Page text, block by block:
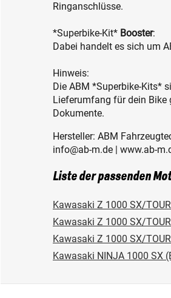
Ringanschlüsse.
*Superbike-Kit* Booster:
Dabei handelt es sich um
Hinweis:
Die ABM *Superbike-Kits*
Lieferumfang für dein Bike
Dokumente.
Hersteller: ABM
info@ab-m.de | www.ab-
Liste der passenden
Kawasaki Z 1000 SX/
Kawasaki Z 1000 SX/
Kawasaki Z 1000 SX/
Kawasaki NINJA 1000 SX